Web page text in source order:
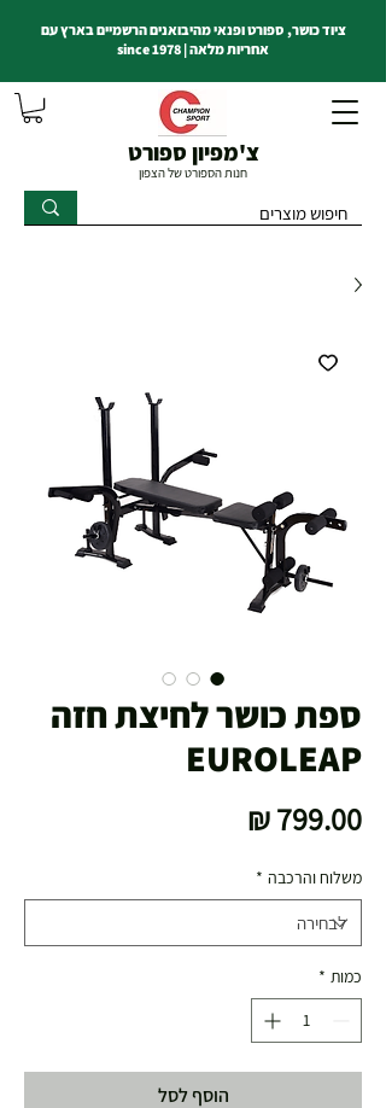
צ'מפיון ספורט
חנות הספורט של הצפון
ציוד כושר, ספורט ופנאי מהיבואנים הרשמיים בארץ עם
אחריות מלאה | since 1978
ספת כושר לחיצת חזה
EUROLEAP
משלוח והרכבה *
כמות *
הוסף לסל